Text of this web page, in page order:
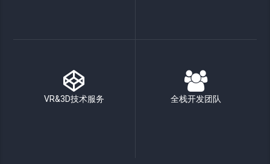
VR&3D技术服务 全栈开发团队